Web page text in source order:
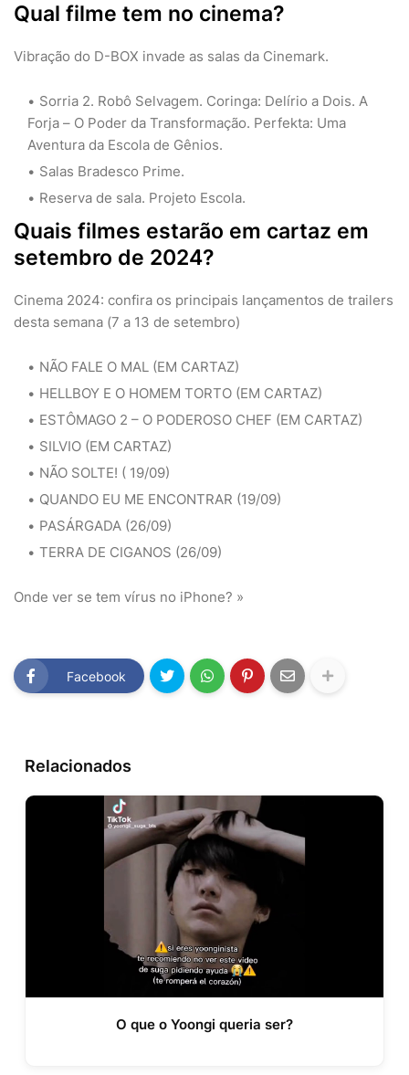
Qual filme tem no cinema?
Vibração do D-BOX invade as salas da Cinemark.
Sorria 2. Robô Selvagem. Coringa: Delírio a Dois. A
Forja – O Poder da Transformação. Perfekta: Uma
Aventura da Escola de Gênios.
Salas Bradesco Prime.
Reserva de sala. Projeto Escola.
Quais filmes estarão em cartaz em
setembro de 2024?
Cinema 2024: confira os principais lançamentos de trailers
desta semana (7 a 13 de setembro)
NÃO FALE O MAL (EM CARTAZ)
HELLBOY E O HOMEM TORTO (EM CARTAZ)
ESTÔMAGO 2 – O PODEROSO CHEF (EM CARTAZ)
SILVIO (EM CARTAZ)
NÃO SOLTE! ( 19/09)
QUANDO EU ME ENCONTRAR (19/09)
PASÁRGADA (26/09)
TERRA DE CIGANOS (26/09)
Onde ver se tem vírus no iPhone? »
Facebook
Relacionados
O que o Yoongi queria ser?